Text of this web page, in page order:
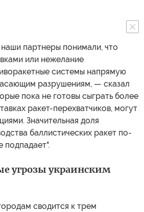
партнеры понимали, что
или нежелание
системы напрямую
разрушениям, — сказал
пока не готовы сыграть более
ракет-перехватчиков, могут
Значительная доля
баллистических ракет по-
подпадает".
угрозы украинским
сводится к трем